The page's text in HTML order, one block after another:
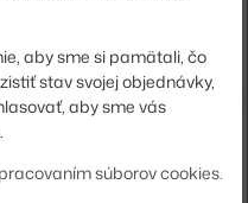
aby sme si pamätali, čo
stav svojej objednávky,
aby sme vás
súborov cookies.